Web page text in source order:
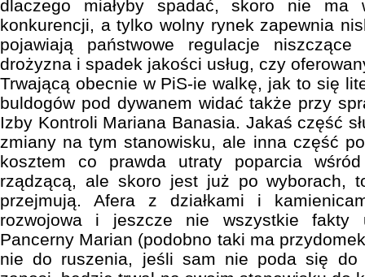
dlaczego miałyby spadać, skoro nie ma
konkurencji, a tylko wolny rynek zapewnia
pojawiają państwowe regulacje
drożyzna i spadek jakości usług, czy
Trwającą obecnie w PiS-ie walkę, jak to się
buldogów pod dywanem widać także przy
Izby Kontroli Mariana Banasia. Jakaś część
zmiany na tym stanowisku, ale inna część
kosztem co prawda utraty poparcia
rządzącą, ale skoro jest już po wyborach,
przejmują. Afera z działkami i
rozwojowa i jeszcze nie wszystkie fakty
Pancerny Marian (podobno taki ma
nie do ruszenia, jeśli sam nie poda się